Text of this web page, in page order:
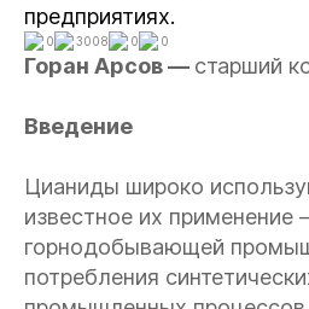
предприятиях.
0 3008 0 0
Горан Арсов — старший
Введение
Цианиды широко
известное их применение
горнодобывающей
потребления